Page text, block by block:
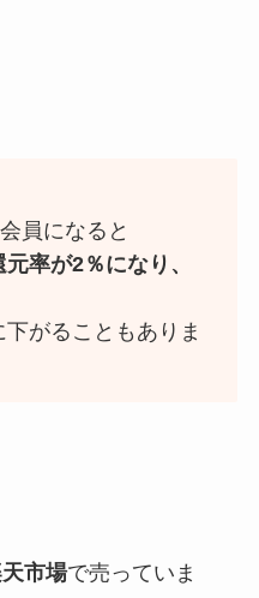
員になると
率が2％になり、
がることもありま
市場で売っていま